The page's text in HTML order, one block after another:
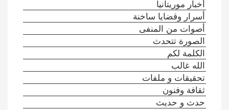
أخبار موريتانيا
أسرار وقضايا ساخنة
أصوات من المنفى
الصورة تتحدث
الكلمة لكم
الله غالب
تحقيقات و ملفات
ثقافة وفنون
حدث و حديث